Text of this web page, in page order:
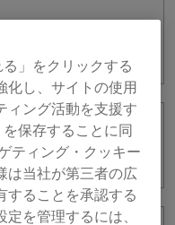
トを受け付
ですか？
る」をクリックする
化し、サイトの使用
ィング活動を支援す
保存することに同
ティング・クッキー
は当社が第三者の広
することを承認する
を管理するには、